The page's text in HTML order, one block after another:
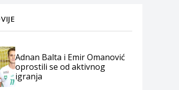
Adnan Balta i Emir Omanović
oprostili se od aktivnog
igranja